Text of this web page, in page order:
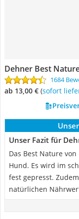
Dehner Best
1684
ab 13,00 € ( Sofort
Unser Fazit für
Das Best Nature
Hund. Es wird im
fest gepresst.
natürlichen